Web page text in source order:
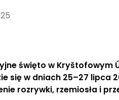
święto w Kryštofowym
się w dniach 25–27 lipca
rozrywki, rzemiosła i